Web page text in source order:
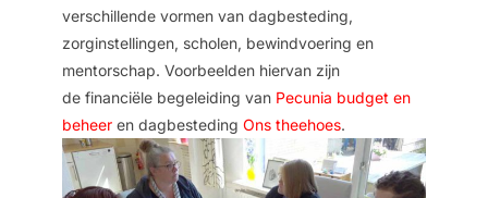
verschillende vormen van dagbesteding,
zorginstellingen, scholen, bewindvoering en
mentorschap. Voorbeelden hiervan zijn
de financiële begeleiding van Pecunia budget en
beheerendagbesteding Ons theehoes.